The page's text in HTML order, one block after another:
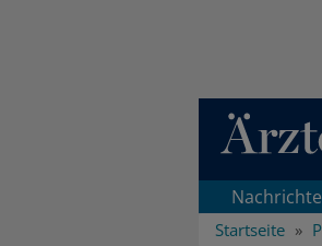
Direkt zum
Startseite